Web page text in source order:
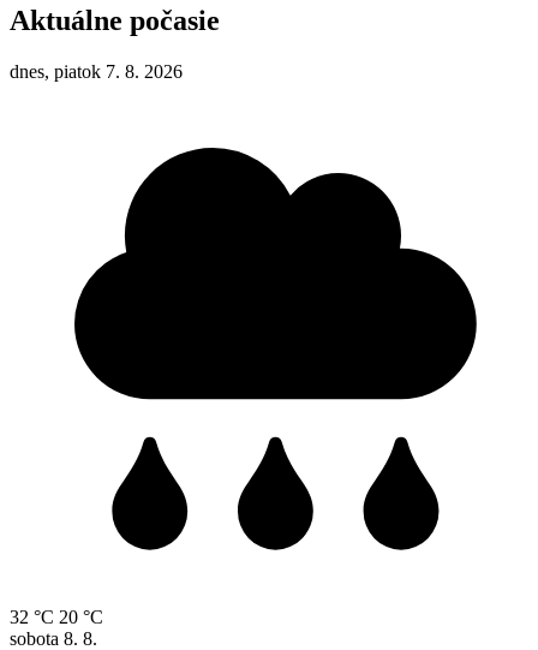
Aktuálne počasie
dnes, piatok 7. 8. 2026
32 °C 20 °C
sobota 8. 8.